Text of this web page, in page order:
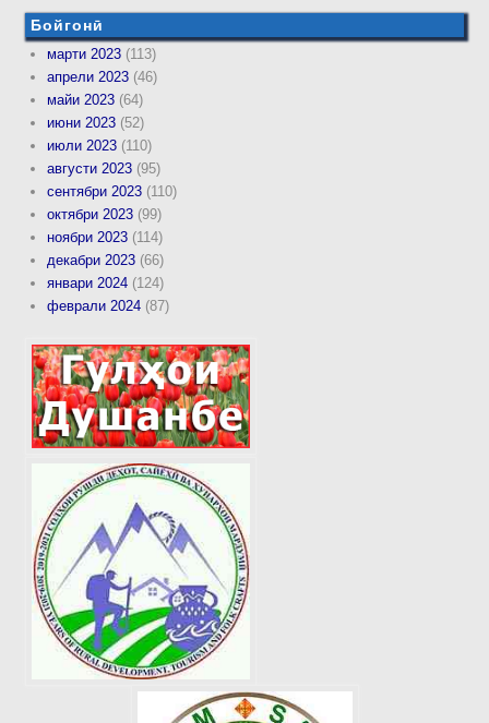
Бойгонӣ
марти 2023 (113)
апрели 2023 (46)
майи 2023 (64)
июни 2023 (52)
июли 2023 (110)
августи 2023 (95)
сентябри 2023 (110)
октябри 2023 (99)
ноябри 2023 (114)
декабри 2023 (66)
январи 2024 (124)
феврали 2024 (87)